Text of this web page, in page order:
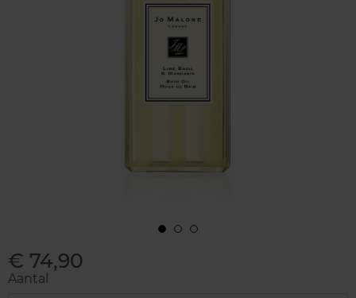
€ 74,90
Aantal